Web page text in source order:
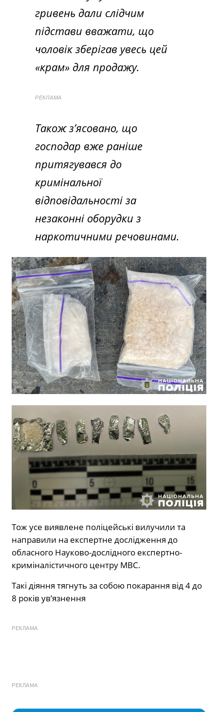
гривень дали слідчим
підстави вважати, що
чоловік зберігав увесь цей
«крам» для продажу.
РЕКЛАМА
Також з’ясовано, що
господар вже раніше
притягувався до
кримінальної
відповідальності за
незаконні оборудки з
наркотичними речовинами.
Тож усе виявлене поліцейські вилучили та
направили на експертне дослідження до
обласного Науково-дослідного експертно-
криміналістичного центру МВС.
Такі діяння тягнуть за собою покарання від 4 до
8 років ув’язнення
РЕКЛАМА
РЕКЛАМА